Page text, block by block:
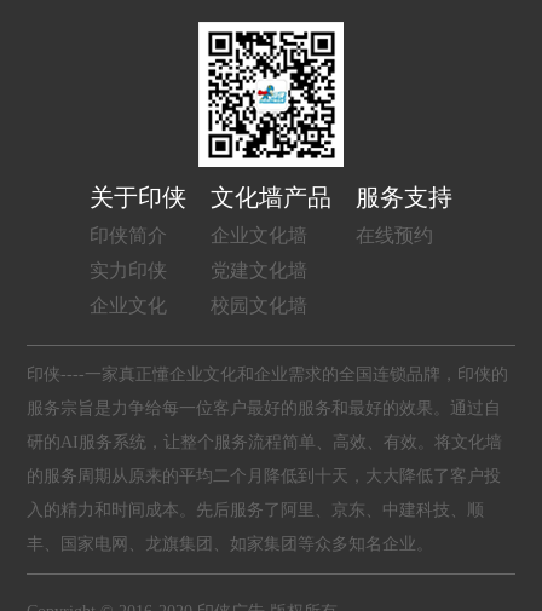
关于印侠
印侠简介
实力印侠
企业文化
文化墙产品
企业文化墙
党建文化墙
校园文化墙
服务支持
在线预约
印侠----一家真正懂企业文化和企业需求的全国连锁品牌，印侠的
服务宗旨是力争给每一位客户最好的服务和最好的效果。通过自
研的AI服务系统，让整个服务流程简单、高效、有效。将文化墙
的服务周期从原来的平均二个月降低到十天，大大降低了客户投
入的精力和时间成本。先后服务了阿里、京东、中建科技、顺
丰、国家电网、龙旗集团、如家集团等众多知名企业。